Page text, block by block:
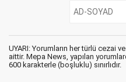
UYARI: Yorumların her türlü cezai
aittir. Mepa News, yapılan
600 karakterle (boşluklu) sınırlıdır.